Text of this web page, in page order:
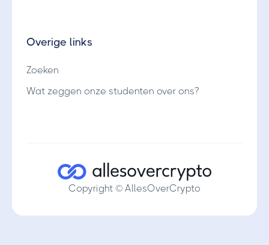
Overige links
Zoeken
Wat zeggen onze studenten over ons?
Copyright © AllesOverCrypto